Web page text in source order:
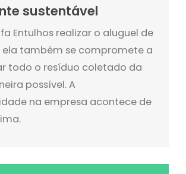
sustentável
Entulhos realizar o aluguel de
também se compromete a
todo o resíduo coletado da
possível. A
na empresa acontece de